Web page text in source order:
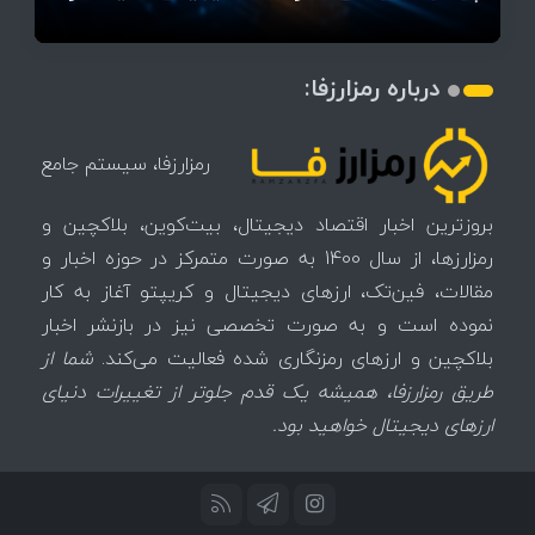
درباره رمزارزفا:
رمزارزفا، سیستم جامع
بروزترین اخبار اقتصاد دیجیتال، بیت‌کوین، بلاکچین و
رمزارزها، از سال 1400 به صورت متمرکز در حوزه اخبار و
مقالات، فین‌تک، ارزهای‌ دیجیتال و کریپتو آغاز به کار
نموده است و به صورت تخصصی نیز در بازنشر اخبار
بلاکچین و ارزهای رمزنگاری شده فعالیت می‌کند.شما از
طریق رمزارزفا، همیشه یک قدم جلوتر از تغییرات دنیای
ارزهای دیجیتال خواهید بود.